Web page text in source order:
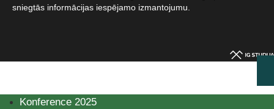
sniegtās informācijas iespējamo izmantojumu.​
Konference 2025